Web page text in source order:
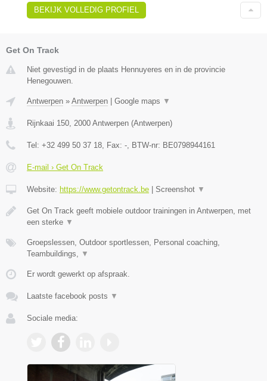
BEKIJK VOLLEDIG PROFIEL
Get On Track
Niet gevestigd in de plaats Hennuyeres en in de provincie
Henegouwen.
Antwerpen » Antwerpen Google maps ▼
Rijnkaai 150, 2000 Antwerpen (Antwerpen)
Tel: +32 499 50 37 18, Fax: -, BTW-nr: BE0798944161
E-mail › Get On Track
Website: https://www.getontrack.be Screenshot ▼
Get On Track geeft mobiele outdoor trainingen in Antwerpen, met
een sterke ▼
Groepslessen, Outdoor sportlessen, Personal coaching,
Teambuildings, ▼
Er wordt gewerkt op afspraak.
Laatste facebook posts ▼
Sociale media: